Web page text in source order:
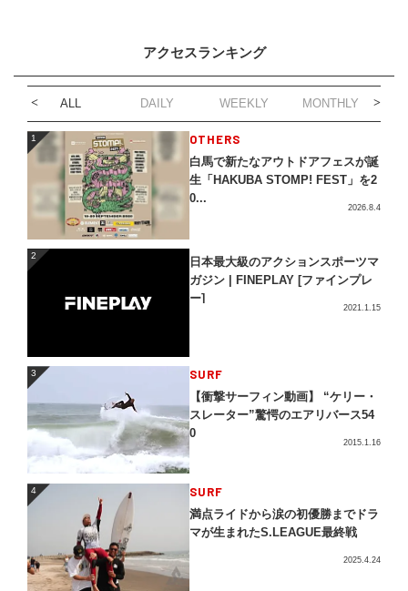
アクセスランキング
ALL DAILY WEEKLY MONTHLY
1 OTHERS
白馬で新たなアウトドアフェスが誕
生「HAKUBA STOMP! FEST」を2
0...
2026.8.4
2
日本最大級のアクションスポーツマ
ガジン | FINEPLAY [ファインプレ
ー]
2021.1.15
3 SURF
【衝撃サーフィン動画】 “ケリー・
スレーター”驚愕のエアリバース54
0
2015.1.16
4 SURF
満点ライドから涙の初優勝までドラ
マが生まれたS.LEAGUE最終戦
2025.4.24